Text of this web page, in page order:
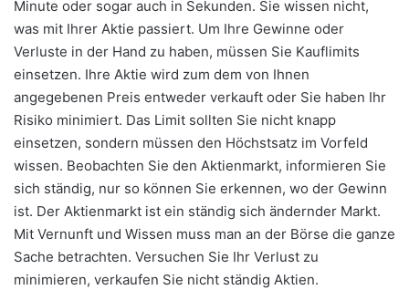
Minute oder sogar auch in Sekunden. Sie wissen nicht,
was mit Ihrer Aktie passiert. Um Ihre Gewinne oder
Verluste in der Hand zu haben, müssen Sie Kauflimits
einsetzen. Ihre Aktie wird zum dem von Ihnen
angegebenen Preis entweder verkauft oder Sie haben Ihr
Risiko minimiert. Das Limit sollten Sie nicht knapp
einsetzen, sondern müssen den Höchstsatz im Vorfeld
wissen. Beobachten Sie den Aktienmarkt, informieren Sie
sich ständig, nur so können Sie erkennen, wo der Gewinn
ist. Der Aktienmarkt ist ein ständig sich ändernder Markt.
Mit Vernunft und Wissen muss man an der Börse die ganze
Sache betrachten. Versuchen Sie Ihr Verlust zu
minimieren, verkaufen Sie nicht ständig Aktien.